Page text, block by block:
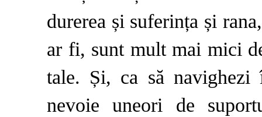
durerea și suferința și
ar fi, sunt mult mai mici
tale. Și, ca să
nevoie uneori de